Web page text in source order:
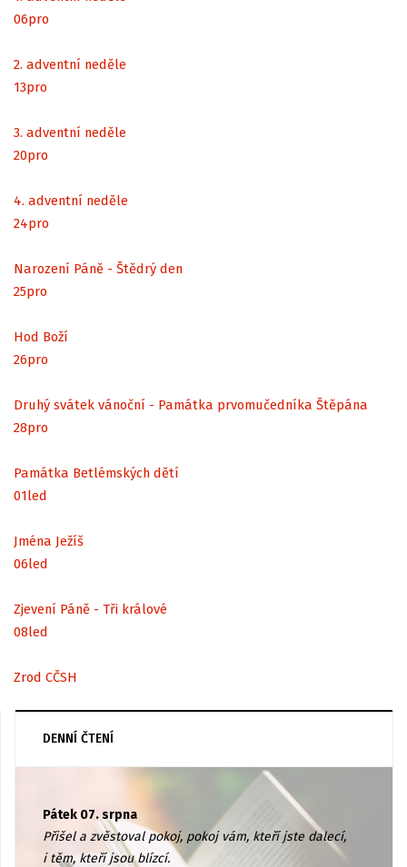
06pro
2. adventní neděle
13pro
3. adventní neděle
20pro
4. adventní neděle
24pro
Narození Páně - Štědrý den
25pro
Hod Boží
26pro
Druhý svátek vánoční - Památka prvomučedníka Štěpána
28pro
Památka Betlémských dětí
01led
Jména Ježíš
06led
Zjevení Páně - Tři králové
08led
Zrod CČSH
DENNÍ ČTENÍ
Pátek 07. srpna
Přišel a zvěstoval pokoj, pokoj vám, kteří jste dalecí,
i těm, kteří jsou blízcí.